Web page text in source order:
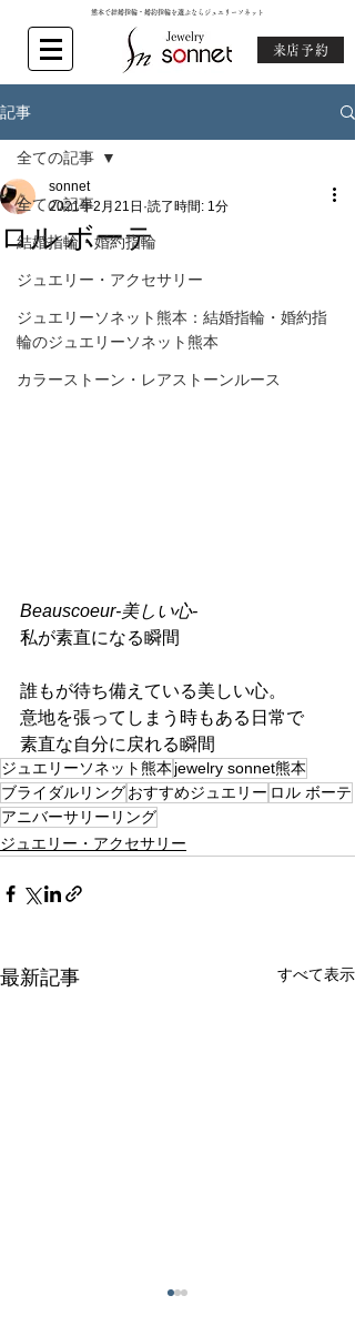
熊本で結婚指輪・婚約指輪を選ぶならジュエリーソネット
来店予約
記事
全ての記事
結婚指輪・婚約指輪
ジュエリー・アクセサリー
ジュエリーソネット熊本：結婚指輪・婚約指
輪のジュエリーソネット熊本
カラーストーン・レアストーンルース
全ての記事
ロル ボーテ
sonnet
2021年2月21日 読了時間: 1分
Beauscoeur-美しい心-
私が素直になる瞬間
誰もが待ち備えている美しい心。
意地を張ってしまう時もある日常で
素直な自分に戻れる瞬間
ジュエリーソネット熊本 jewelry sonnet熊本
ブライダルリングおすすめジュエリー ロル ボーテ
アニバーサリーリング
ジュエリー・アクセサリー
最新記事 すべて表示